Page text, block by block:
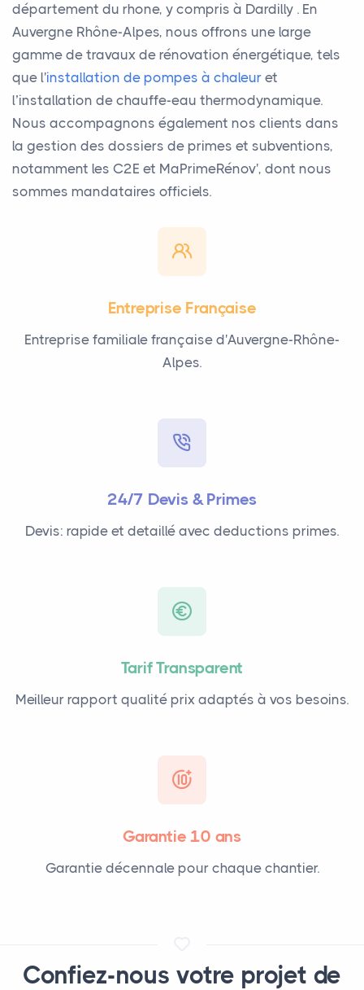
département du rhone, y compris à Dardilly . En
Auvergne Rhône-Alpes, nous offrons une large
gamme de travaux de rénovation énergétique, tels
que l'installation de pompes à chaleur et
l’installation de chauffe-eau thermodynamique.
Nous accompagnons également nos clients dans
la gestion des dossiers de primes et subventions,
notamment les C2E et MaPrimeRénov', dont nous
sommes mandataires officiels.
Entreprise Française
Entreprise familiale française d'Auvergne-Rhône-
Alpes.
24/7 Devis & Primes
Devis: rapide et detaillé avec deductions primes.
Tarif Transparent
Meilleur rapport qualité prix adaptés à vos besoins.
Garantie 10 ans
Garantie décennale pour chaque chantier.
Confiez-nous votre projet de